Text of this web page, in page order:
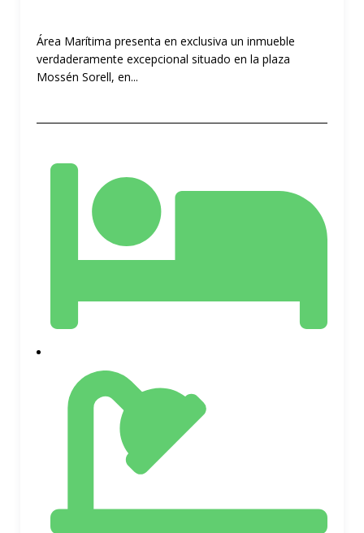
Área Marítima presenta en exclusiva un inmueble
verdaderamente excepcional situado en la plaza
Mossén Sorell, en...